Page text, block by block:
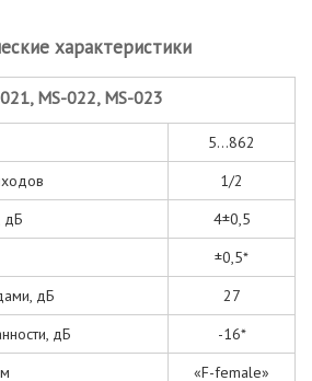
характеристики
MS-022, MS-023
5...862
1/2
дБ
4±0,5
±0,5*
дБ
27
дБ
-16*
«F-female»